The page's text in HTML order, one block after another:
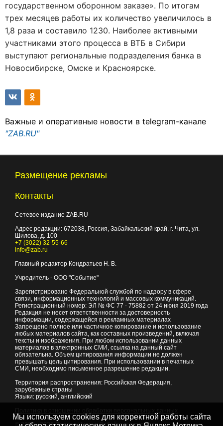
государственном оборонном заказе». По итогам
трех месяцев работы их количество увеличилось в
1,8 раза и составило 1230. Наиболее активными
участниками этого процесса в ВТБ в Сибири
выступают региональные подразделения банка в
Новосибирске, Омске и Красноярске.
Важные и оперативные новости в telegram-канале
"ZAB.RU"
Размещение рекламы
Контакты
Сетевое издание ZAB.RU
Адрес редакции: 672038, Россия, Забайкальский край, г. Чита, ул.
Шилова, д. 100
+7 (3022) 32-55-66
info@zab.ru
Главный редактор Кондратьев Н. В.
Учредитель - ООО "Событие"
Зарегистрировано Федеральной службой по надзору в сфере
связи, информационных технологий и массовых коммуникаций.
Регистрационный номер: ЭЛ № ФС 77 - 75882 от 24 июня 2019 года
Редакция не несет ответственности за достоверность
информации, содержащейся в рекламных материалах
Запрещено полное или частичное копирование и использование
любых материалов сайта, как составных произведений, включая
тексты и изображения. При любом использовании данных
материалов в электронных СМИ, ссылка на данный сайт
обязательна. Объем цитирования информации не должен
превышать цель цитирования. При использовании в печатных
СМИ, необходимо письменное разрешение редакции.
Территория распространения: Российская Федерация,
зарубежные страны
Языки: русский, английский
© 2007 - 2026Портал Читы и Забайкальского края
Мы используем cookies для корректной работы сайта